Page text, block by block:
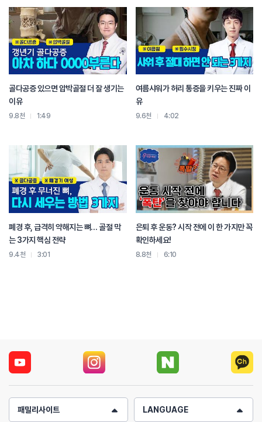
증상이 하루이틀 안에 바로 병원에 오시는 분과 1~2주 있다가 병원에 오시는
분들은 치료 효과가 많이 차이가 나나요?
그건 알 수가 없죠 (단호박)
왜냐하면 정확히 비교를 할 수 없으니까 근데 이론적으로 너무 당연하죠.
처음에 아무래도 신경이 거의 한 2주동안에는 막 손상이 되는데 그때 치료나
적절한 조치가 들어가는거랑 아무것도 없이 계속 손상만 되도록 놔두는 것은
차이가 크다고 여러 논문에서 나왔어요. 그리고 신경이 회복되는 것도 뒤로 가면
갈수록 회복되는 게 곱절로 늦어져요.
기억하자 골든타임!
그러면 빨리 병원에 가야하는게 당연한거고, 그 환자 증상을 겪은 사람이 해야 될
바른 행동 뭐가 있을까요?
바로 병원에 오는 것 (칼답)
굳이 혼자서 할 수 있는 것이 많지도 않을 뿐더러
안면신경마비! 나이와 상관 있을까요?
원장님 보셨던 환자 중에 엄청 어렸던 환자분이 계셨잖아요!
맞아요. 초등학생! 초등학생이 있었는데, 몇학년이었어요?
한 2~3학년 이었어요.
나는 겁을 안 줬어도 저음으로 깔고 가면 겁을 먹었을 수 도 있어
그렇지만 저는 겁을 준적이 없습니다.
뼈 줍니다. 보니!
골다공증 있으면 압박골절 더 잘 생기는
이유
9.8천 1:49
여름샤워가 허리 통증을 키우는 진짜 이
유
9.6천 4:02
폐경 후, 급격히 약해지는 뼈… 골절 막
는 3가지 핵심 전략
9.4천 3:01
은퇴 후 운동? 시작 전에 이 한 가지만 꼭
확인하세요!
8.8천 6:10
패밀리사이트 LANGUAGE